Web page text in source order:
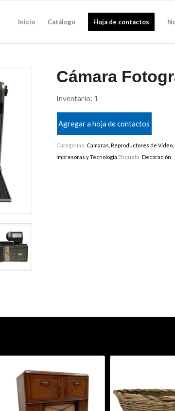
Inicio Catálogo Hoja de contactos
Cámara
Inventario: 1
Agregar a hoja de contactos
Categorías: Camaras, Reproductores de
Impresoras y Tecnología Etiqueta:Decoración